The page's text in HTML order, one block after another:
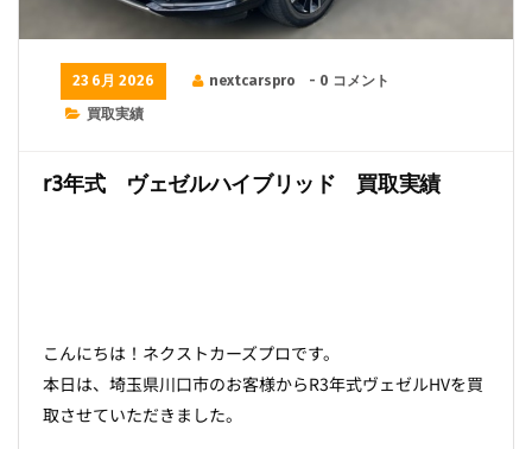
23 6月 2026 nextcarspro
- 0 コメント
買取実績
r3年式 ヴェゼルハイブリッド 買取実績
こんにちは！ネクストカーズプロです。
本日は、埼玉県川口市のお客様からR3年式ヴェゼルHVを買
取させていただきました。